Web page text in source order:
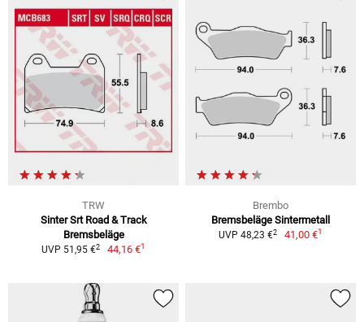
TRW
Sinter Srt Road & Track
Bremsbeläge
UVP 51,95 €2 44,16 €1
Brembo
Bremsbeläge Sintermetall
UVP 48,23 €2 41,00 €1